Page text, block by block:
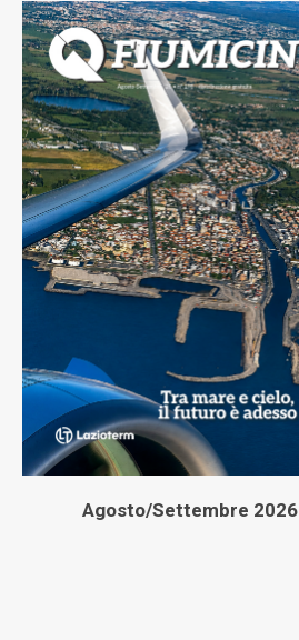
Agosto/Settembre 2026